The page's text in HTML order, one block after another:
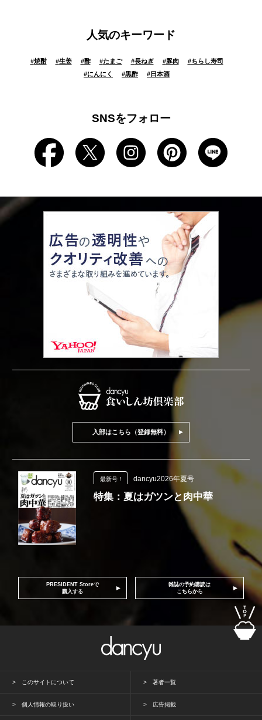
人気のキーワード
#焼酎 #生姜 #酢 #たまご #長ねぎ #豚肉 #ちらし寿司
#にんにく #黒酢 #日本酒
SNSをフォロー
入部はこちら（登録無料）
最新号！ dancyu2026年夏号
特集：夏はガツンと肉中華
PRESIDENT Storeで
購入する
雑誌の予約購読は
こちらから
このサイトについて 著者一覧
個人情報の取り扱い 広告掲載